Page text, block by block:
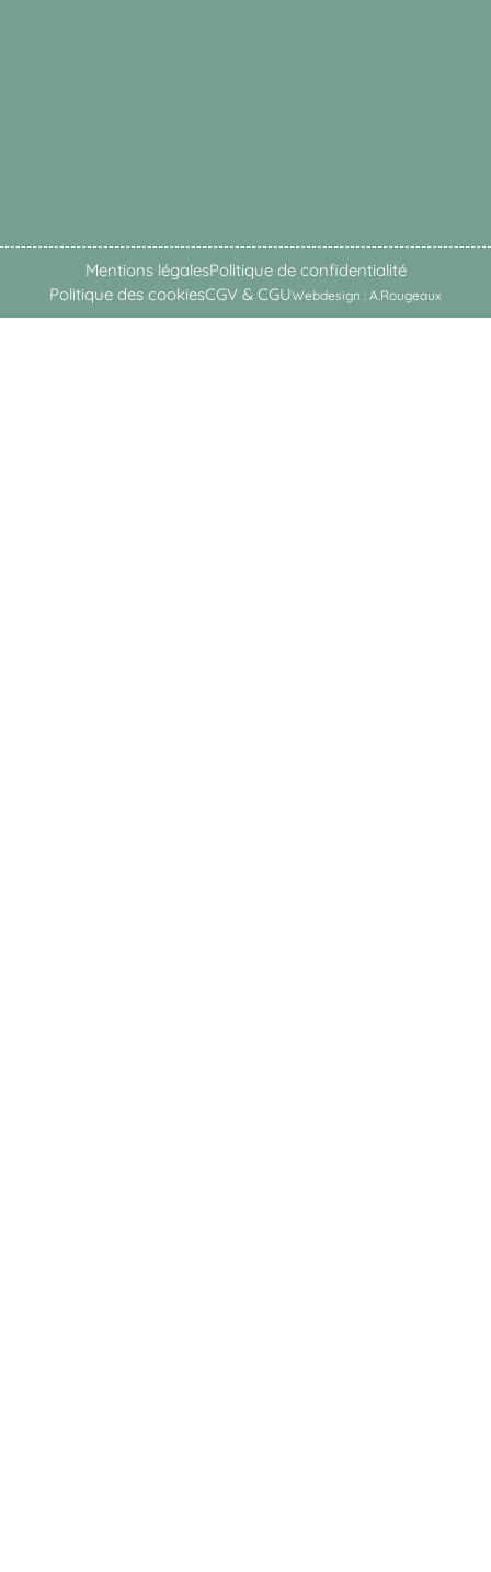
Mentions légalesPolitique de confidentialité
Politique des cookiesCGV & CGUWebdesign : A.Rougeaux